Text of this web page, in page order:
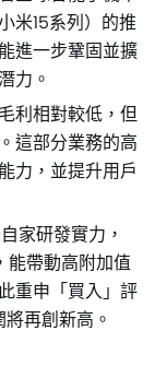
米15系列）的推
進一步鞏固並擴
力。
利相對較低，但
這部分業務的高
力，並提升用戶
家研發實力，
能帶動高附加值
重申「買入」評
再創新高。